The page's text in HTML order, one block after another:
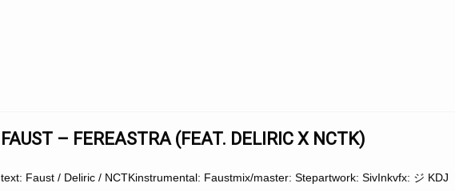
FAUST – FEREASTRA (FEAT. DELIRIC X NCTK)
text: Faust / Deliric / NCTKinstrumental: Faustmix/master: Stepartwork: SivInkvfx: ジ KDJ